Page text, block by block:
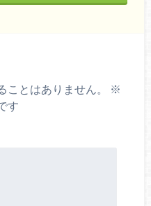
ことはありません。
※
す